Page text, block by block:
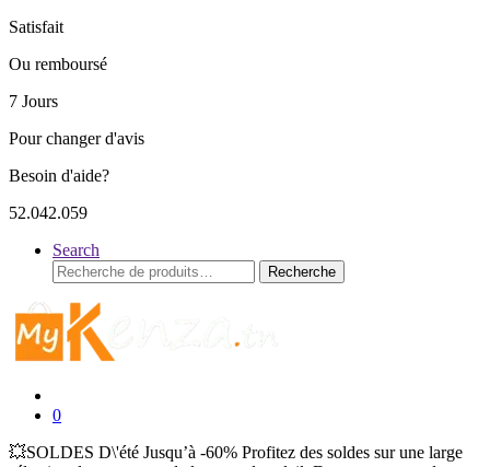
Satisfait
Ou remboursé
7 Jours
Pour changer d'avis
Besoin d'aide?
52.042.059
Search
Recherche
pour :
Recherche
0
💥SOLDES D\'été Jusqu’à -60% Profitez des soldes sur une large